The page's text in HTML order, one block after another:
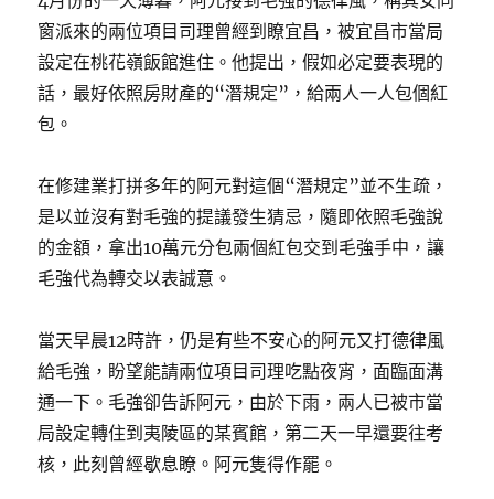
窗派來的兩位項目司理曾經到瞭宜昌，被宜昌市當局
設定在桃花嶺飯館進住。他提出，假如必定要表現的
話，最好依照房財產的“潛規定”，給兩人一人包個紅
包。
在修建業打拼多年的阿元對這個“潛規定”並不生疏，
是以並沒有對毛強的提議發生猜忌，隨即依照毛強說
的金額，拿出10萬元分包兩個紅包交到毛強手中，讓
毛強代為轉交以表誠意。
當天早晨12時許，仍是有些不安心的阿元又打德律風
給毛強，盼望能請兩位項目司理吃點夜宵，面臨面溝
通一下。毛強卻告訴阿元，由於下雨，兩人已被市當
局設定轉住到夷陵區的某賓館，第二天一早還要往考
核，此刻曾經歇息瞭。阿元隻得作罷。